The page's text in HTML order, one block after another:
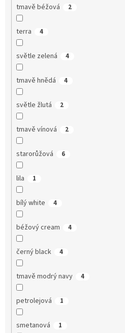
tmavě béžová 2
terra 4
světle zelená 4
tmavě hnědá 4
světle žlutá 2
tmavě vínová 2
starorůžová 6
lila 1
bílý white 4
béžový cream 4
černý black 4
tmavě modrý navy 4
petrolejová 1
smetanová 1